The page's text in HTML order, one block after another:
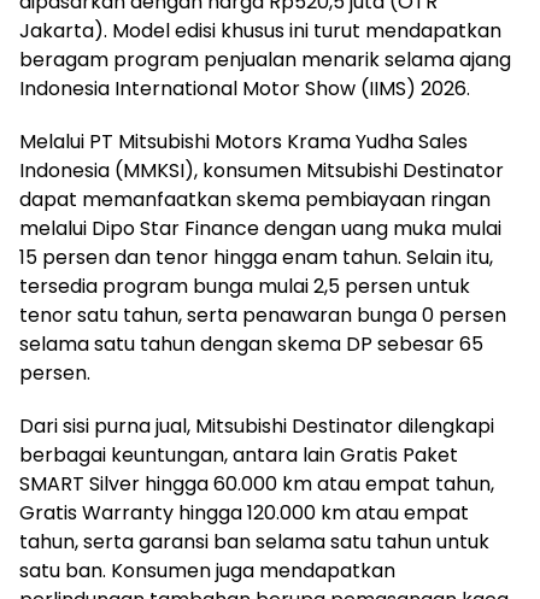
Jakarta). Model edisi khusus ini turut mendapatkan
beragam program penjualan menarik selama ajang
Indonesia International Motor Show (IIMS) 2026.
Melalui PT Mitsubishi Motors Krama Yudha Sales
Indonesia (MMKSI), konsumen Mitsubishi Destinator
dapat memanfaatkan skema pembiayaan ringan
melalui Dipo Star Finance dengan uang muka mulai
15 persen dan tenor hingga enam tahun. Selain itu,
tersedia program bunga mulai 2,5 persen untuk
tenor satu tahun, serta penawaran bunga 0 persen
selama satu tahun dengan skema DP sebesar 65
persen.
Dari sisi purna jual, Mitsubishi Destinator dilengkapi
berbagai keuntungan, antara lain Gratis Paket
SMART Silver hingga 60.000 km atau empat tahun,
Gratis Warranty hingga 120.000 km atau empat
tahun, serta garansi ban selama satu tahun untuk
satu ban. Konsumen juga mendapatkan